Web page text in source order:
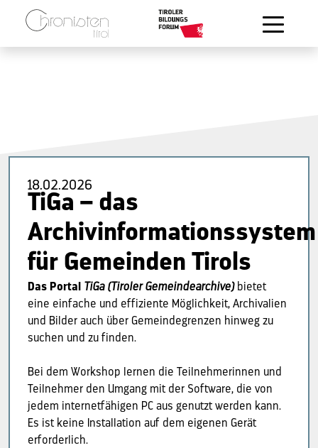
Zum Hauptinhalt springen
18.02.2026
TiGa – das
Archivinformationssystem
für Gemeinden Tirols
Das Portal TiGa (Tiroler Gemeindearchive)bietet
eine einfache und effiziente Möglichkeit, Archivalien
und Bilder auch über Gemeindegrenzen hinweg zu
suchen und zu finden.
Bei dem Workshop lernen die Teilnehmerinnen und
Teilnehmer den Umgang mit der Software, die von
jedem internetfähigen PC aus genutzt werden kann.
Es ist keine Installation auf dem eigenen Gerät
erforderlich.